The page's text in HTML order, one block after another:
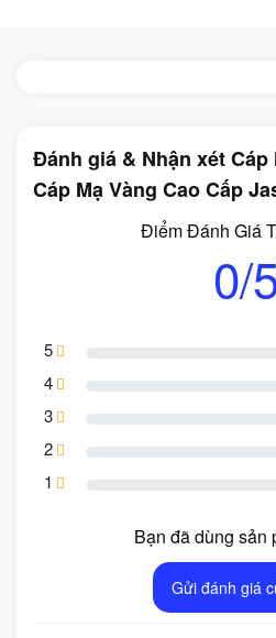
Đánh giá & Nhận xét Cáp
Cáp Mạ Vàng Cao Cấp
Điểm Đánh Giá
0/
5
4
3
2
1
Bạn đã dùng sản
Gửi đánh giá